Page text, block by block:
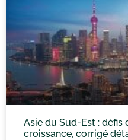
Asie du Sud-Est :
croissance, corrigé